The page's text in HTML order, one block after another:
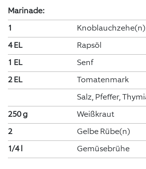
Marinade:
1
Knoblauchzehe(n)
4 EL
Rapsöl
1 EL
Senf
2 EL
Tomatenmark
Salz, Pfeffer,
250 g
Weißkraut
2
Gelbe Rübe(n)
1/4 l
Gemüsebrühe